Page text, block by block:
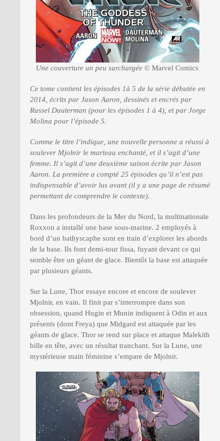
Une couverture un peu surchargée © Marvel Comics
Ce tome contient les épisodes 1à 5 de la série débutée en
2014, écrits par Jason Aaron, dessinés et encrés par
Russel Dauterman (pour les épisodes 1 à 4), et par Jorge
Molina pour l’épisode 5.
Comme le titre l’indique, une nouvelle personne a réussi à
soulever Mjolnir le marteau enchanté, et il s’agit d’une
femme. Il s’agit d’une deuxième saison écrite par Jason
Aaron. La première a compté 25 épisodes qu’il n’est pas
indispensable d’avoir lus avant (il y a une page de résumé
permettant de comprendre le contexte).
Dans les profondeurs de la Mer du Nord, la multinationale
Roxxon a installé une base sous-marine. 2 employés à
bord d’un bathyscaphe sont en train d’explorer les abords
de la base. Ils font demi-tour fissa, fuyant devant ce qui
semble être un géant de glace. Bientôt la base est attaquée
par plusieurs géants.
Sur la Lune, Thor essaye encore et encore de soulever
Mjolnir, en vain. Il finit par s’interrompre dans son
obsession, quand Hugin et Munin indiquent à Odin et aux
présents (dont Freya) que Midgard est attaquée par les
géants de glace. Thor se rend sur place et attaque Malekith
bille en tête, avec un résultat tranchant. Sur la Lune, une
mystérieuse main féminine s’empare de Mjolnir.